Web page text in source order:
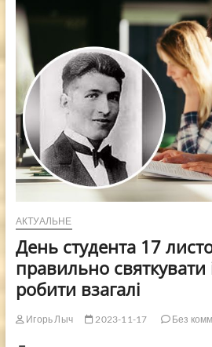
АКТУАЛЬНЕ
День студента 17
правильно
робити взагалі
Игорь Лыч 2023-11-17 Без